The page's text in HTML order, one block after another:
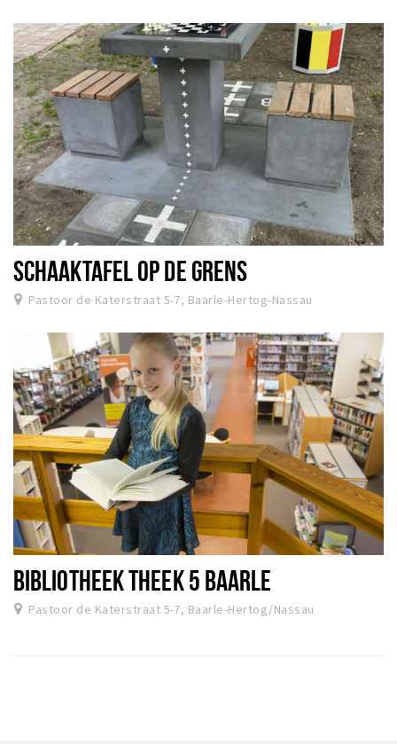
SCHAAKTAFEL OP DE GRENS
Pastoor de Katerstraat 5-7, Baarle-Hertog-Nassau
BIBLIOTHEEK THEEK 5 BAARLE
Pastoor de Katerstraat 5-7, Baarle-Hertog/Nassau